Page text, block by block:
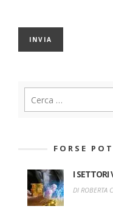
FORSE
I SETTORI
DI ROBERTA